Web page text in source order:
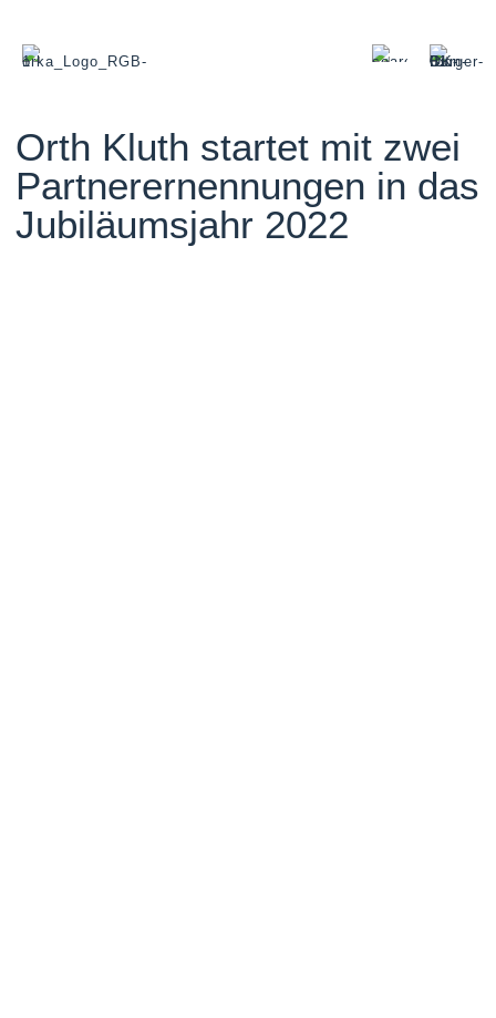
Orth Kluth startet mit zwei
Partnerernennungen in das
Jubiläumsjahr 2022